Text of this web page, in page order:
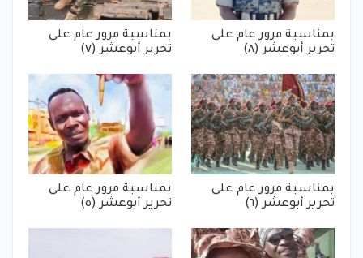
بمناسبة مرور عام على
تحرير أبوعشر (٨)
بمناسبة مرور عام على
تحرير أبوعشر (٧)
بمناسبة مرور عام على
تحرير أبوعشر (٦)
بمناسبة مرور عام على
تحرير أبوعشر (٥)